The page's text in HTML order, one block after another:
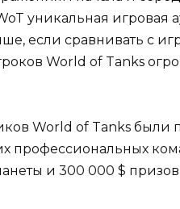
уникальная игровая
если сравнивать с
World of Tanks
World of Tanks были
профессиональных
и 300 000 $